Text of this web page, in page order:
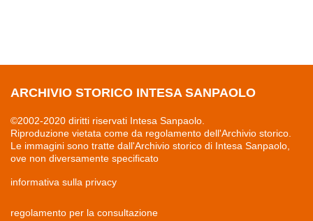
ARCHIVIO STORICO INTESA SANPAOLO
©2002-2020 diritti riservati Intesa Sanpaolo.
Riproduzione vietata come da regolamento dell'Archivio storico.
Le immagini sono tratte dall'Archivio storico di Intesa Sanpaolo,
ove non diversamente specificato
informativa sulla privacy
regolamento per la consultazione